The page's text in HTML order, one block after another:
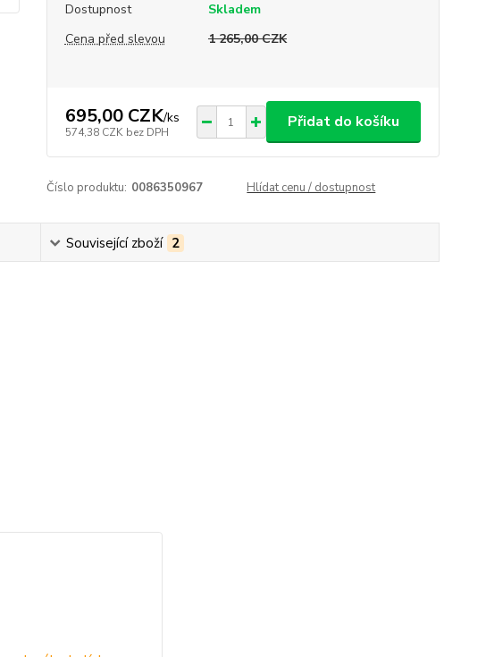
Dostupnost
Skladem
Cena před slevou
1 265,00 CZK
695,00 CZK/ks
574,38 CZK bez DPH
Přidat do košíku
Číslo produktu: 0086350967 Hlídat cenu / dostupnost
Související zboží 2